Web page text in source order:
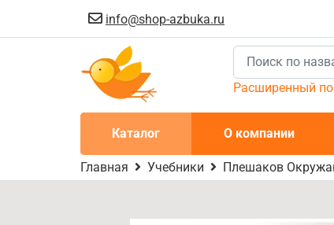
info@shop-azbuka.ru
Расширенный
Каталог О компании
Главная Учебники Плешаков